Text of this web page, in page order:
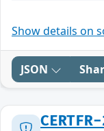
Show details on
JSON